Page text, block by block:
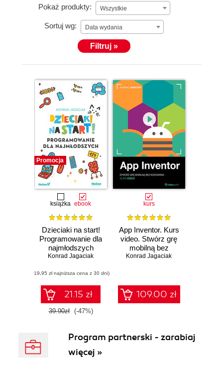
Pokaż produkty: Wszystkie
Sortuj wg: Data wydania
Filtruj »
Promocja
książka ebook
Dzieciaki na start!
Programowanie dla
najmłodszych
Konrad Jagaciak
(19,95 zł najniższa cena z 30 dni)
21.15 zł
39.90zł (-47%)
kurs
App Inventor. Kurs
video. Stwórz grę
mobilną bez
kodowania
Konrad Jagaciak
109.00 zł
Program partnerski - zarabiaj
więcej »